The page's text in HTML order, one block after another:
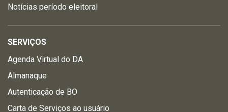
Notícias período eleitoral
SERVIÇOS
Agenda Virtual do DA
Almanaque
Autenticação de BO
Carta de Serviços ao usuário